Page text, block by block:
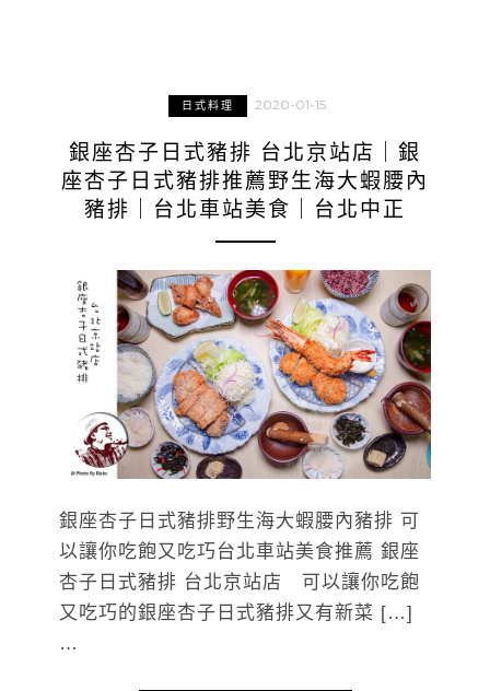
日式料理 2020-01-15
銀座杏子日式豬排 台北京站店｜銀
座杏子日式豬排推薦野生海大蝦腰內
豬排｜台北車站美食｜台北中正
銀座杏子日式豬排野生海大蝦腰內豬排 可
以讓你吃飽又吃巧台北車站美食推薦 銀座
杏子日式豬排 台北京站店 可以讓你吃飽
又吃巧的銀座杏子日式豬排又有新菜 […]
…